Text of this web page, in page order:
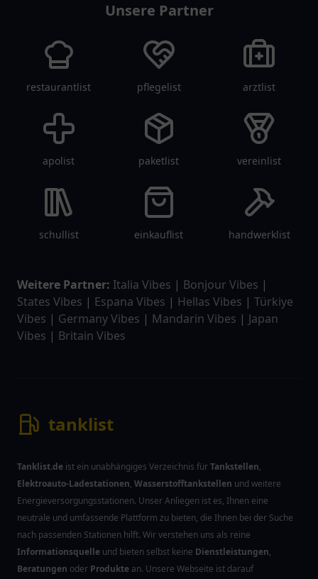
Unsere Partner
restaurantlist pflegelist arztlist
apolist paketlist vereinlist
schullist einkauflist handwerklist
Weitere Partner: Italia Vibes | Bonjour Vibes |
States Vibes | Espana Vibes | Hellas Vibes | Türkiye
Vibes | Germany Vibes | Mandarin Vibes | Japan
Vibes | Britain Vibes
tanklist
Tanklist.de ist ein unabhängiges Verzeichnis fürTankstellen,
Elektroauto-Ladestationen, Wasserstofftankstellen und weitere
Energieversorgungsstationen. Unser Anliegen ist es, Ihnen eine
neutrale und umfassende Plattform zu bieten, die Ihnen bei der Suche
nach passenden Stationen hilft. Wir verstehen uns als reine
Informationsquelle und bieten selbst keine Dienstleistungen,
Beratungen oder Produkte an. Unsere Webseite ist darauf